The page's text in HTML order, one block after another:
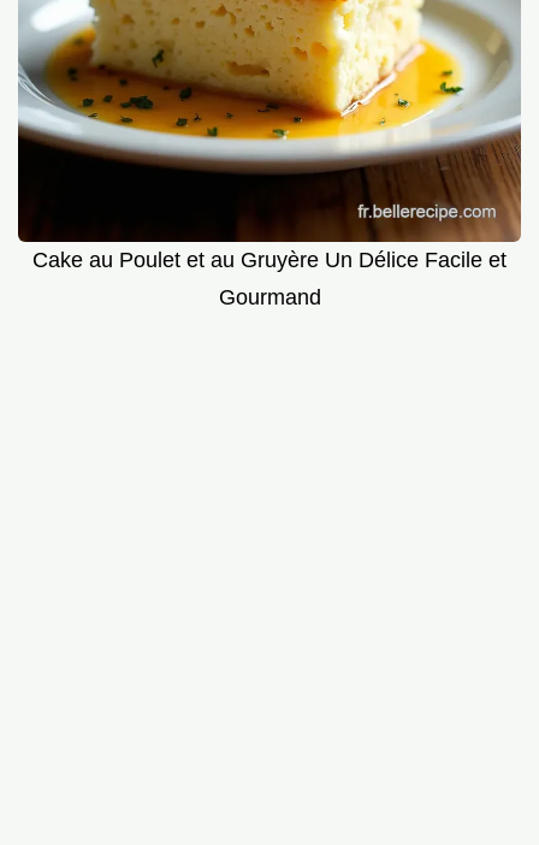
Cake au Poulet et au Gruyère Un Délice Facile et
Gourmand